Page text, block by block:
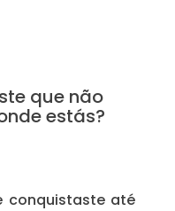
que não
estás?
conquistaste até